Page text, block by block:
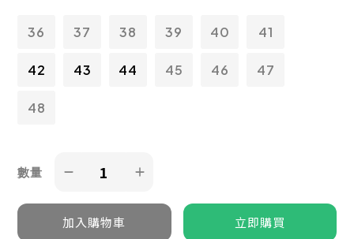
36 37 38 39 40 41
42 43 44 45 46 47
48
數量